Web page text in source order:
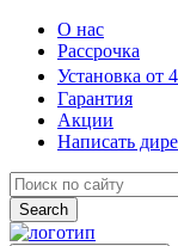
О нас
Рассрочка
Установка от
Гарантия
Акции
Написать
Search
for: